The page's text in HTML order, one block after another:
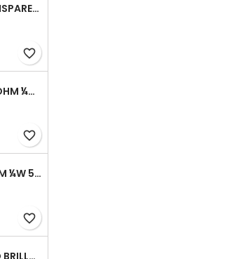
DIODO LED TRANSPARENTE DE 5MM 3,5V 20MA 10000MCD
favorite_border
RESISTENCIA K-OHM ¼W 5%
favorite_border
RESISTENCIA OHM ¼W 5%
favorite_border